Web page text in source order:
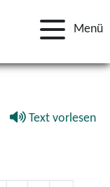
Menü
Text vorlesen